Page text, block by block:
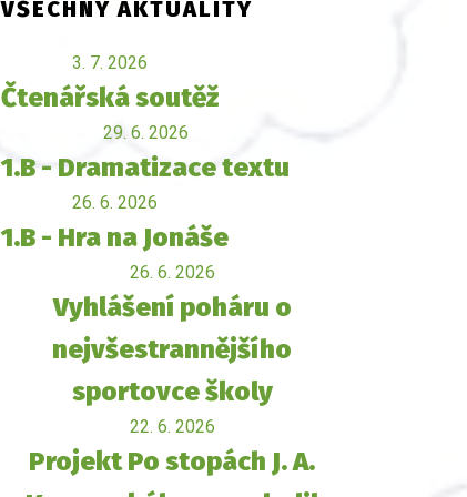
VŠECHNY AKTUALITY
3. 7. 2026
Čtenářská soutěž
29. 6. 2026
1.B - Dramatizace textu
26. 6. 2026
1.B - Hra na Jonáše
26. 6. 2026
Vyhlášení poháru o
nejvšestrannějšího
sportovce školy
22. 6. 2026
Projekt Po stopách J. A.